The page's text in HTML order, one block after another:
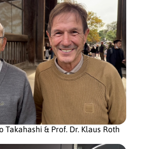
Takahashi & Prof. Dr. Klaus Roth